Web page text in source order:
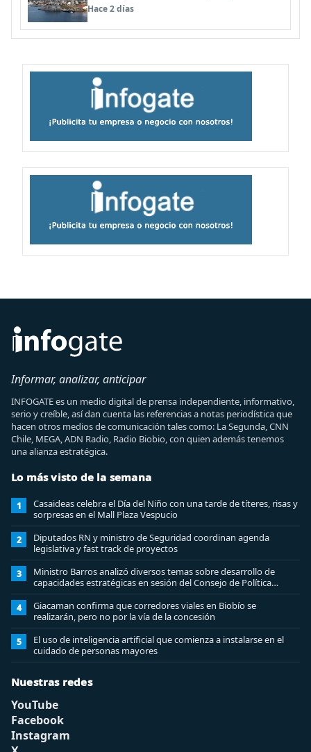
Hace 2 días
Informar, analizar, anticipar
INFOGATE es un medio digital de prensa independiente, informativo,
serio y creíble, así dan cuenta las referencias a notas periodística que
hacen otros medios de comunicación tales como: La Segunda, CNN
Chile, MEGA, ADN Radio, Radio Biobio, con quien además tenemos
una alianza estratégica.
Lo más visto de la semana
1
Casaideas celebra el Día del Niño con una tarde de títeres, risas y
sorpresas en el Mall Plaza Vespucio
2
Diputados RN y ministro de Seguridad coordinan agenda
legislativa y fast track de proyectos
3
Ministro Barros analizó diversos temas sobre desarrollo de
capacidades estratégicas en sesión del Consejo de Política
Espacial
4
Giacaman confirma que corredores viales en Biobío se
realizarán, pero no por la vía de la concesión
5
El uso de inteligencia artificial que comienza a instalarse en el
cuidado de personas mayores
Nuestras redes
YouTube
Facebook
Instagram